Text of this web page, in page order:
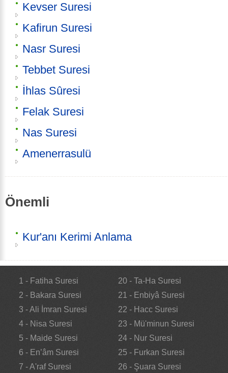
Kevser Suresi
Kafirun Suresi
Nasr Suresi
Tebbet Suresi
İhlas Sûresi
Felak Suresi
Nas Suresi
Amenerrasulü
Önemli
Kur'anı Kerimi Anlama
1 - Fatiha Suresi
2 - Bakara Suresi
3 - Ali İmran Suresi
4 - Nisa Suresi
5 - Maide Suresi
6 - En’âm Suresi
7 - A'raf Suresi
20 - Ta-Ha Suresi
21 - Enbiyâ Suresi
22 - Hacc Suresi
23 - Mü'minun Suresi
24 - Nur Suresi
25 - Furkan Suresi
26 - Şuara Suresi